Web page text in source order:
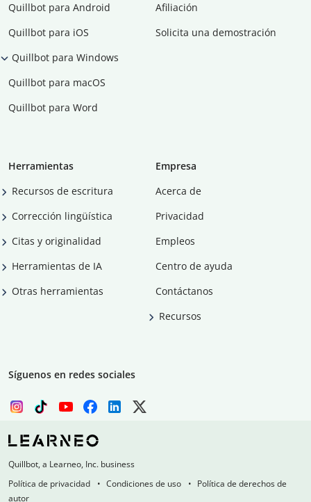
Quillbot para Android
Quillbot para iOS
Quillbot para Windows
Quillbot para macOS
Quillbot para Word
Afiliación
Solicita una demostración
Herramientas
Recursos de escritura
Corrección lingüística
Citas y originalidad
Herramientas de IA
Otras herramientas
Empresa
Acerca de
Privacidad
Empleos
Centro de ayuda
Contáctanos
Recursos
Síguenos en redes sociales
Quillbot, a Learneo, Inc. business
Política de privacidad
Condiciones de uso
Política de derechos de
autor